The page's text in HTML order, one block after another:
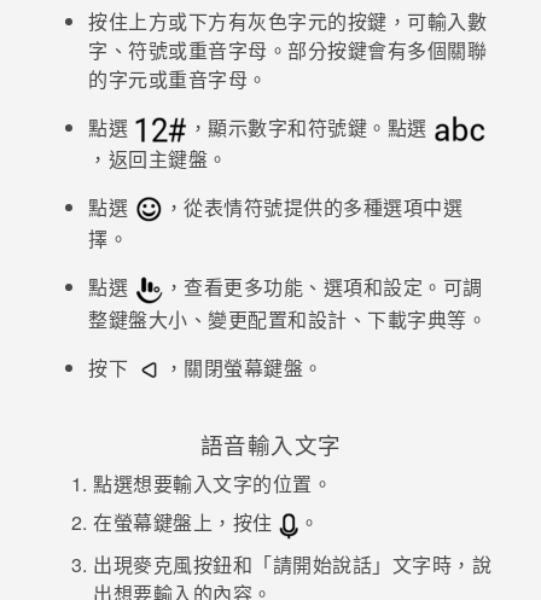
按住上方或下方有灰色字元的按鍵，可輸入數
字、符號或重音字母。部分按鍵會有多個關聯
的字元或重音字母。
點選
，顯示數字和符號鍵。點選
，返回主鍵盤。
點選
，從表情符號提供的多種選項中選
擇。
點選
，查看更多功能、選項和設定。 可調
整鍵盤大小、變更配置和設計、下載字典等。
按下
，關閉螢幕鍵盤。
語音輸入文字
點選想要輸入文字的位置。
在螢幕鍵盤上，按住
。
出現麥克風按鈕和「請開始說話」文字時，說
出想要輸入的內容。